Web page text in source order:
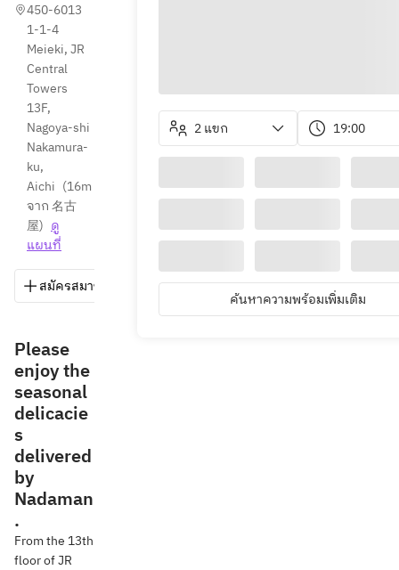
450-6013
1-1-4
Meieki, JR
Central
Towers
13F,
Nagoya-shi
Nakamura-
ku,
Aichi (16m
จาก 名古
屋) ดู
แผนที่
สมัครสมาชิก บันทึก แชร์ วิธีการ 052-
Please
enjoy the
seasonal
delicacie
s
delivered
by
Nadaman
.
From the 13th
floor of JR
2 แขก 19:00
ค้นหาความพร้อมเพิ่มเติม